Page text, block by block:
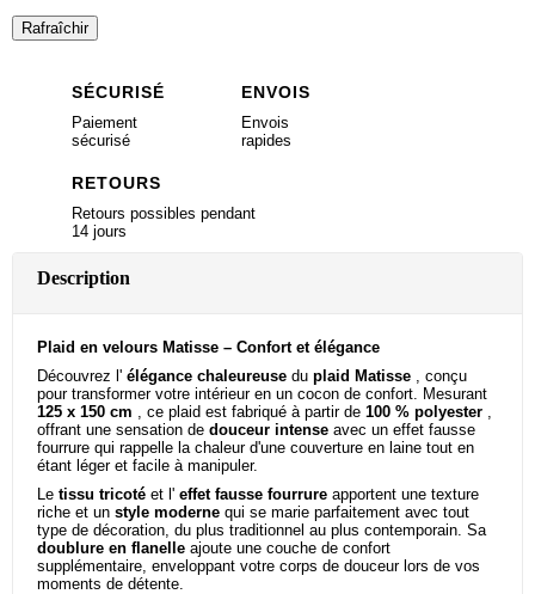
SÉCURISÉ
Paiement
sécurisé
ENVOIS
Envois
rapides
RETOURS
Retours possibles pendant
14 jours
Description
Plaid en velours Matisse – Confort et élégance
Découvrez l' élégance chaleureuse du plaid Matisse , conçu
pour transformer votre intérieur en un cocon de confort. Mesurant
125 x 150 cm , ce plaid est fabriqué à partir de 100 % polyester
offrant une sensation de douceur intense avec un effet fausse
fourrure qui rappelle la chaleur d'une couverture en laine tout en
étant léger et facile à manipuler.
Le tissu tricoté et l' effet fausse fourrure apportent une texture
riche et un style moderne qui se marie parfaitement avec tout
type de décoration, du plus traditionnel au plus contemporain. Sa
doublure en flanelle ajoute une couche de confort
supplémentaire, enveloppant votre corps de douceur lors de vos
moments de détente.